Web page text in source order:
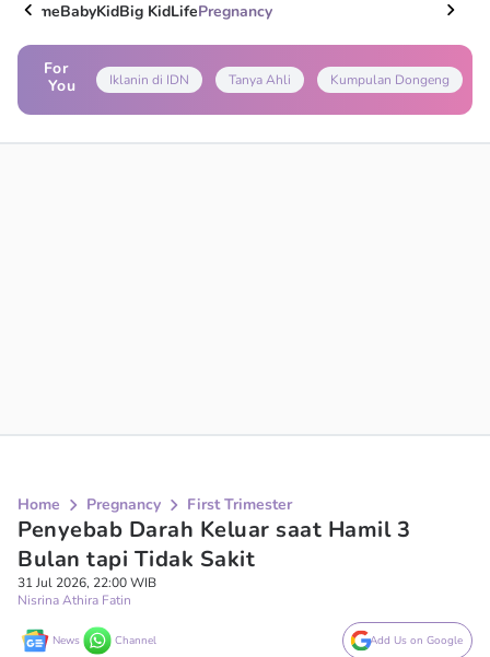
HomeBabyKidBig KidLifePregnancy
For
You
Iklanin di IDN Tanya Ahli Kumpulan Dongeng
Home Pregnancy First Trimester
Penyebab Darah Keluar saat Hamil 3
Bulan tapi Tidak Sakit
31 Jul 2026, 22:00 WIB
Nisrina Athira Fatin
News Channel Add Us on Google